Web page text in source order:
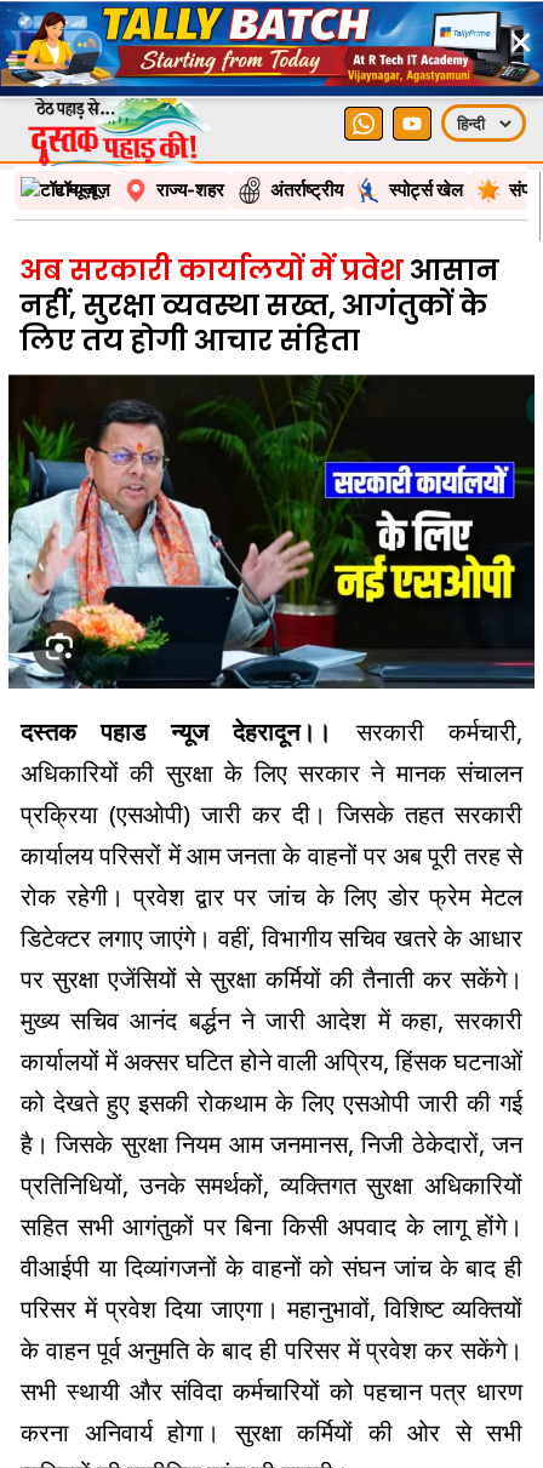
×
टॉप न्यूज़ राज्य-शहर अंतर्राष्ट्रीय स्पोर्ट्स खेल
अब सरकारी कार्यालयों में प्रवेशआसान
नहीं, सुरक्षा व्यवस्था सख्त, आगंतुकों के
लिए तय होगी आचार संहिता
दस्तक पहाड न्यूज देहरादून।।सरकारी कर्मचारी,
अधिकारियों की सुरक्षा के लिए सरकार ने मानक संचालन
प्रक्रिया (एसओपी) जारी कर दी। जिसके तहत सरकारी
कार्यालय परिसरों में आम जनता के वाहनों पर अब पूरी तरह से
रोक रहेगी। प्रवेश द्वार पर जांच के लिए डोर फ्रेम मेटल
डिटेक्टर लगाए जाएंगे। वहीं, विभागीय सचिव खतरे के आधार
पर सुरक्षा एजेंसियों से सुरक्षा कर्मियों की तैनाती कर सकेंगे।
मुख्य सचिव आनंद बर्द्धन ने जारी आदेश में कहा, सरकारी
कार्यालयों में अक्सर घटित होने वाली अप्रिय, हिंसक घटनाओं
को देखते हुए इसकी रोकथाम के लिए एसओपी जारी की गई
है। जिसके सुरक्षा नियम आम जनमानस, निजी ठेकेदारों, जन
प्रतिनिधियों, उनके समर्थकों, व्यक्तिगत सुरक्षा अधिकारियों
सहित सभी आगंतुकों पर बिना किसी अपवाद के लागू होंगे।
वीआईपी या दिव्यांगजनों के वाहनों को संघन जांच के बाद ही
परिसर में प्रवेश दिया जाएगा। महानुभावों, विशिष्ट व्यक्तियों
के वाहन पूर्व अनुमति के बाद ही परिसर में प्रवेश कर सकेंगे।
सभी स्थायी और संविदा कर्मचारियों को पहचान पत्र धारण
करना अनिवार्य होगा। सुरक्षा कर्मियों की ओर से सभी